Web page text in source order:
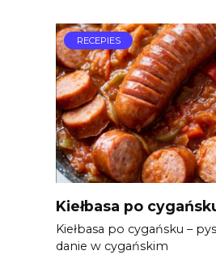
RECEPIES
Kiełbasa po
Kiełbasa po cygańsku –
danie w cygańskim